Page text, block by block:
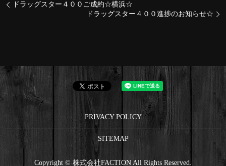
ドラッグスター４００ご成約☆横浜☆
ドラッグスター４００進捗のお知らせ☆
PRIVACY POLICY
SITEMAP
Copyright © 株式会社FACTION All Rights Reserved.